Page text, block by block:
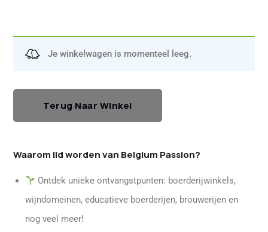
Je winkelwagen is momenteel leeg.
Terug Naar Winkel
Waarom lid worden van Belgium Passion?
Ontdek unieke ontvangstpunten: boerderijwinkels,
wijndomeinen, educatieve boerderijen, brouwerijen en
nog veel meer!